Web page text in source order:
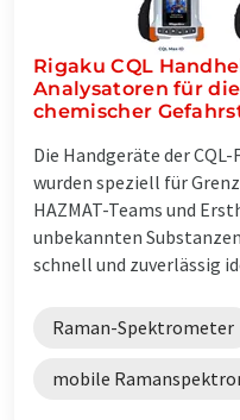
Rigaku CQL
Analysatoren für
chemischer
Die Handgeräte der
wurden speziell für
HAZMAT-Teams und
unbekannten
schnell und zuverlässig
Raman-Spektrometer
mobile